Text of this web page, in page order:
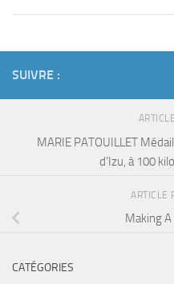
SUIVRE :
MARIE PATOUILLET
d’Izu, à 100
ARTICLE
Making
CATÉGORIES